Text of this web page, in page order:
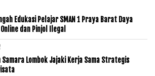
Edukasi Pelajar SMAN 1 Praya Barat Daya
dan Pinjol Ilegal
Lombok Jajaki Kerja Sama Strategis